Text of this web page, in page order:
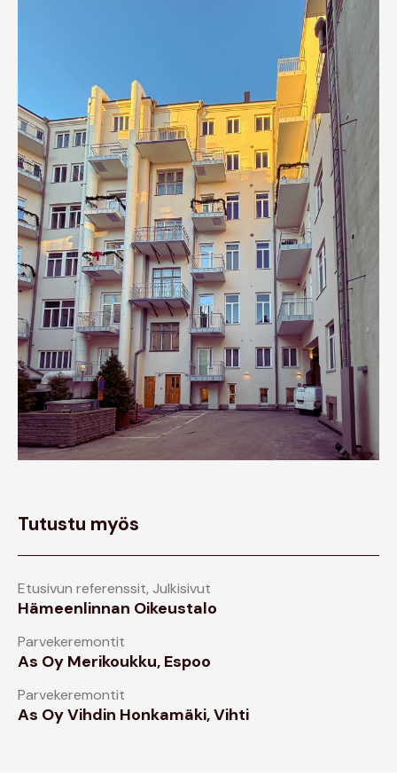
Tutustu myös
Etusivun referenssit, Julkisivut
Hämeenlinnan Oikeustalo
Parvekeremontit
As Oy Merikoukku, Espoo
Parvekeremontit
As Oy Vihdin Honkamäki, Vihti